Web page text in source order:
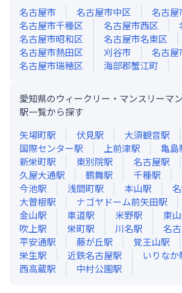
名古屋市
名古屋市中区
名古屋
名古屋市千種区
名古屋市西区
名古屋市昭和区
名古屋市名東区
名古屋市熱田区
刈谷市
名古屋
名古屋市瑞穂区
海部郡蟹江町
愛知県のウィークリー・マンスリーマ
駅一覧から探す
矢場町駅 伏見駅 大須観音駅
国際センター駅 上前津駅 亀島
新栄町駅 東別院駅 名古屋駅
久屋大通駅 鶴舞駅 千種駅
今池駅 浅間町駅 本山駅
大曽根駅 ナゴヤドーム前矢田駅
金山駅 車道駅 米野駅 東
吹上駅 栄町駅 川名駅 名
平安通駅 藤が丘駅 覚王山駅
栄生駅 近鉄名古屋駅 いりなか
西高蔵駅 中村公園駅